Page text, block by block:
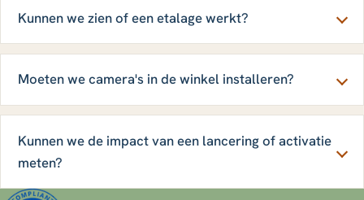
Kunnen we zien of een etalage werkt?
Moeten we camera's in de winkel installeren?
Kunnen we de impact van een lancering of activatie
meten?